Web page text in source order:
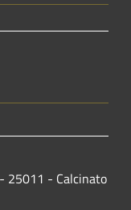
25011 - Calcinato